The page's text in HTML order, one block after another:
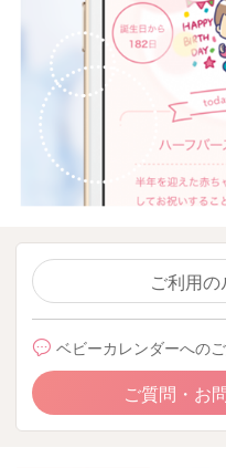
ご利用
ベビーカレンダーへの
ご質問・お